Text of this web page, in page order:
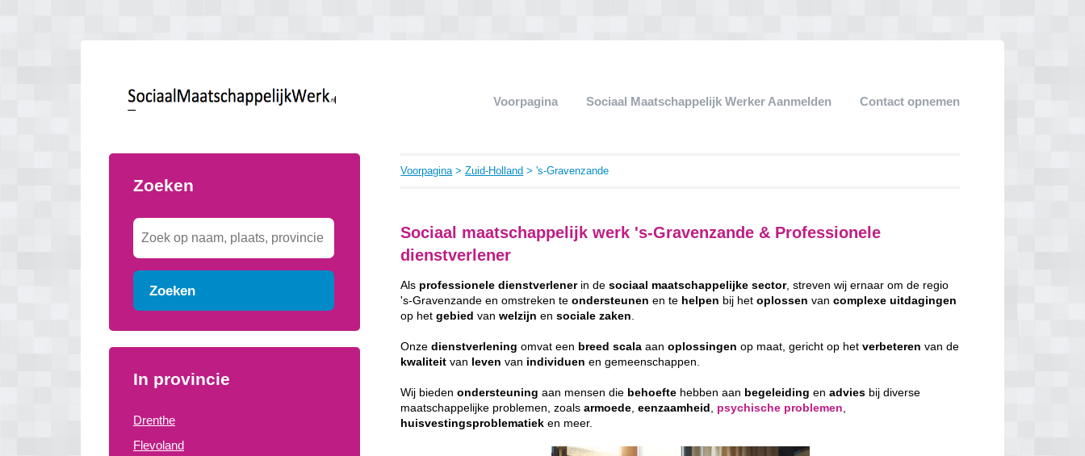
Voorpagina Sociaal Maatschappelijk Werker Aanmelden Contact opnemen
Zoeken
Zoeken
In provincie
Drenthe
Flevoland
Voorpagina>Zuid-Holland > 's-Gravenzande
Sociaal maatschappelijk werk 's-Gravenzande & Professionele
dienstverlener
Als professionele dienstverlenerin desociaal maatschappelijke sector, streven wij ernaar om de regio
's-Gravenzande en omstreken teondersteunen en te helpen bij hetoplossen vancomplexe uitdagingen
op hetgebied vanwelzijn ensociale zaken
Onzedienstverlening omvat een breed scala aanoplossingen op maat, gericht op hetverbeteren van de
kwaliteit van leven van individuen en gemeenschappen.
Wij biedenondersteuning aan mensen die behoefte hebben aan begeleiding enadvies bij diverse
maatschappelijke problemen, zoalsarmoede ,eenzaamheid psychische problemen
huisvestingsproblematiek en meer.